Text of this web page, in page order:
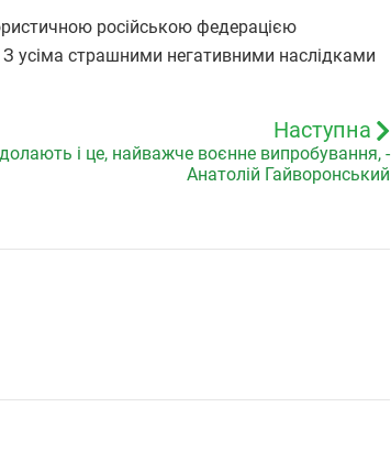
російською федерацією
З усіма страшними негативними наслідками
Наступна
і це, найважче воєнне випробування, -
Анатолій Гайворонський